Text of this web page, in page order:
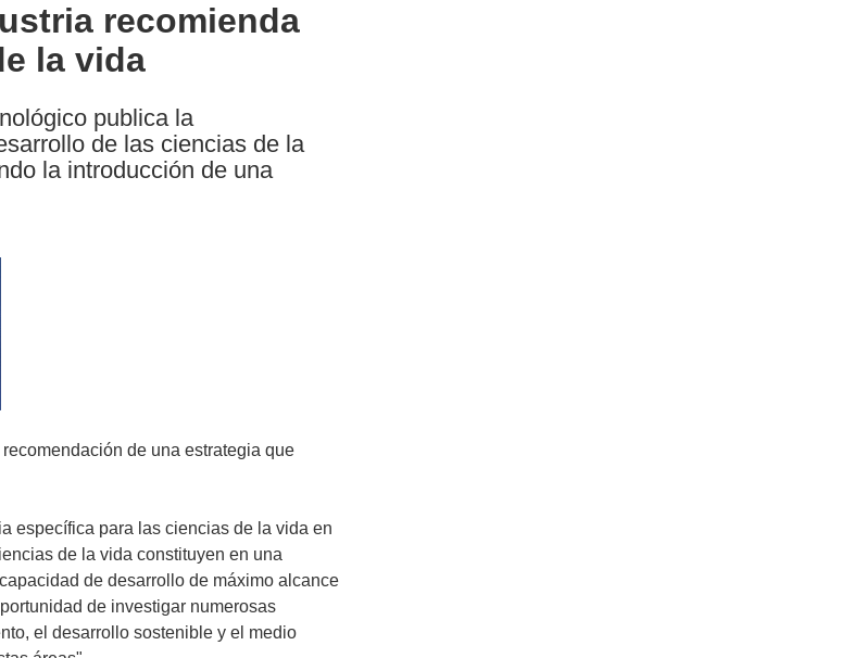
recomienda
la vida
publica la
de las ciencias de la
la introducción de una
de una estrategia que
específica para las ciencias de la vida en
de la vida constituyen en una
de desarrollo de máximo alcance
de investigar numerosas
el desarrollo sostenible y el medio